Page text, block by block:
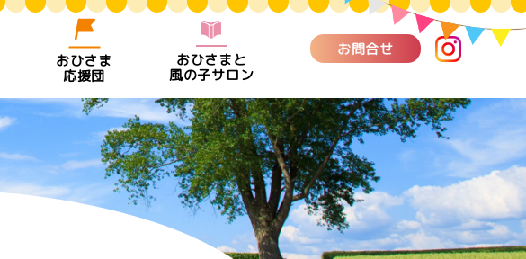
おひさま
応援団
おひさまと
風の子サロン
お問合せ